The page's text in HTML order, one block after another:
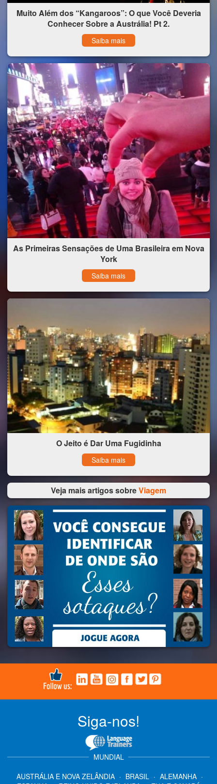
Muito Além dos “Kangaroos”: O que Você Deveria
Conhecer Sobre a Austrália! Pt 2.
Saiba mais
As Primeiras Sensações de Uma Brasileira em Nova
York
Saiba mais
O Jeito é Dar Uma Fugidinha
Saiba mais
Veja mais artigos sobreViagem
Siga-nos!
MUNDIAL
AUSTRÁLIA E NOVA ZELÂNDIA · BRASIL · ALEMANHA ·